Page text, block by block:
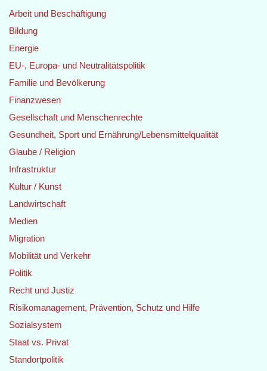
Arbeit und Beschäftigung
Bildung
Energie
EU-, Europa- und Neutralitätspolitik
Familie und Bevölkerung
Finanzwesen
Gesellschaft und Menschenrechte
Gesundheit, Sport und Ernährung/Lebensmittelqualität
Glaube / Religion
Infrastruktur
Kultur / Kunst
Landwirtschaft
Medien
Migration
Mobilität und Verkehr
Politik
Recht und Justiz
Risikomanagement, Prävention, Schutz und Hilfe
Sozialsystem
Staat vs. Privat
Standortpolitik